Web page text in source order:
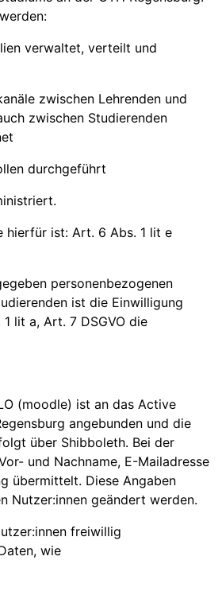
verwaltet, verteilt und
zwischen Lehrenden und
zwischen Studierenden
durchgeführt
hierfür ist: Art. 6 Abs. 1 lit e
personenbezogenen
ist die Einwilligung
lit a, Art. 7 DSGVO die
(moodle) ist an das Active
angebunden und die
über Shibboleth. Bei der
und Nachname, E-Mailadresse
übermittelt. Diese Angaben
Nutzer:innen geändert werden.
freiwillig
wie